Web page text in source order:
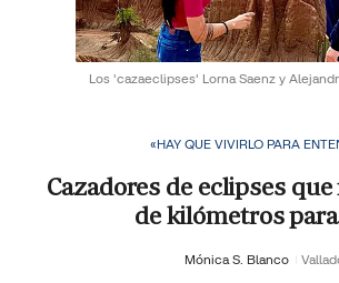
Los 'cazaeclipses' Lorna Saenz y
«HAY QUE VIVIRLO PARA
Cazadores de eclipses
de kilómetros
Mónica S. Blanco